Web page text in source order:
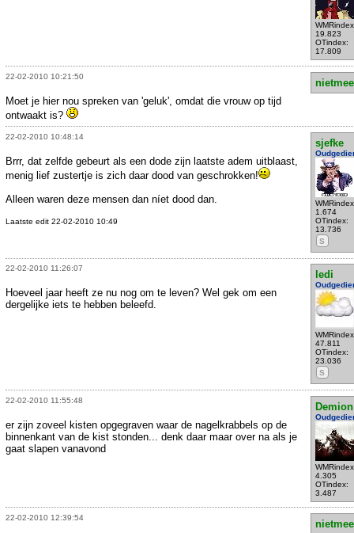
19.823
OTindex:
17.809
22-02-2010 10:21:50
Moet je hier nou spreken van 'geluk', omdat die vrouw op tijd
ontwaakt is?
22-02-2010 10:48:14
sjefke
1.674
OTindex:
13.736
S
Brrr, dat zelfde gebeurt als een dode zijn laatste adem uitblaast,
menig lief zustertje is zich daar dood van geschrokken!
Alleen waren deze mensen dan níet dood dan.
Laatste edit 22-02-2010 10:49
22-02-2010 11:26:07
ledi
47.811
OTindex:
23.036
S
Hoeveel jaar heeft ze nu nog om te leven? Wel gek om een
dergelijke iets te hebben beleefd.
22-02-2010 11:55:48
Demion
4.305
OTindex:
3.487
er zijn zoveel kisten opgegraven waar de nagelkrabbels op de
binnenkant van de kist stonden... denk daar maar over na als je
gaat slapen vanavond
22-02-2010 12:39:54